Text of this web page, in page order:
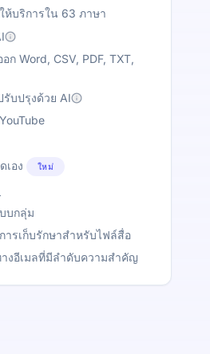
ห้บริการใน 63 ภาษา
ก Word, CSV, PDF, TXT,
บปรุงด้วย AI
เอง
ใหม่
บกลุ่ม
ารเก็บรักษาสำหรับไฟล์สื่อ
งอีเมลที่มีลำดับความสำคัญ